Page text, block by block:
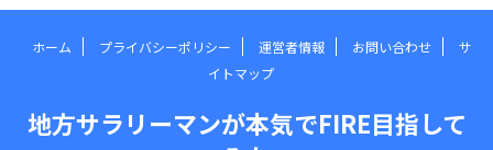
ホーム プライバシーポリシー 運営者情報 お問い合わせ
サ
イトマップ
地方サラリーマンが本気でFIRE目指して